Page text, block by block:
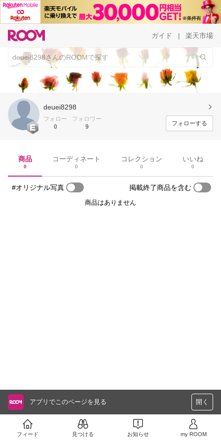
ガイド 楽天市場
deuei8298
フォロー
0
フォロワー
9
フォローする
商品
0
コーディネート
0
コレクション
0
いいね
0
#オリジナル写真 掲載終了商品を含む
商品はありません
アプリでこのページを見る 開く
フィード 見つける お知らせ my ROOM